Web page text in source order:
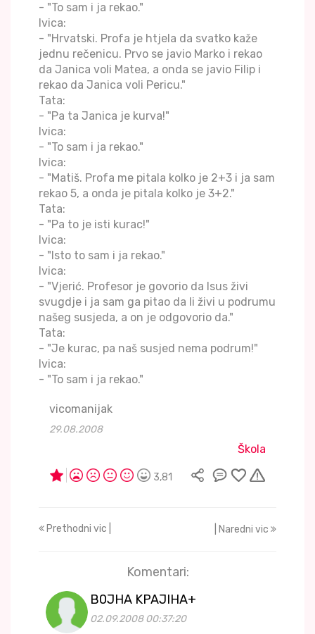
- "To sam i ja rekao."
Ivica:
- "Hrvatski. Profa je htjela da svatko kaže
jednu rečenicu. Prvo se javio Marko i rekao
da Janica voli Matea, a onda se javio Filip i
rekao da Janica voli Pericu."
Tata:
- "Pa ta Janica je kurva!"
Ivica:
- "To sam i ja rekao."
Ivica:
- "Matiš. Profa me pitala kolko je 2+3 i ja sam
rekao 5, a onda je pitala kolko je 3+2."
Tata:
- "Pa to je isti kurac!"
Ivica:
- "Isto to sam i ja rekao."
Ivica:
- "Vjerić. Profesor je govorio da Isus živi
svugdje i ja sam ga pitao da li živi u podrumu
našeg susjeda, a on je odgovorio da."
Tata:
- "Je kurac, pa naš susjed nema podrum!"
Ivica:
- "To sam i ja rekao."
vicomanijak
29.08.2008
Škola
3,81
Prethodni vic | | Naredni vic
Komentari:
B0JHA KPAJIHA+
02.09.2008 00:37:20